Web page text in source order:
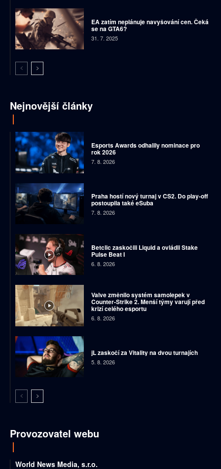
EA zatím neplánuje navyšování cen. Čeká
se na GTA6?
31. 7. 2025
Nejnovější články
Esports Awards odhalily nominace pro
rok 2026
7. 8. 2026
Praha hostí nový turnaj v CS2. Do play-off
postoupila také eSuba
7. 8. 2026
Betclic zaskočili Liquid a ovládli Stake
Pulse Beat I
6. 8. 2026
Valve změnilo systém samolepek v
Counter-Strike 2. Menší týmy varují před
krizí celého esportu
6. 8. 2026
jL zaskočí za Vitality na dvou turnajích
5. 8. 2026
Provozovatel webu
World News Media, s.r.o.